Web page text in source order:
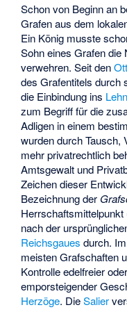
Schon von Beginn an
Grafen aus dem
Ein König musste
Sohn eines Grafen die
verwehren. Seit den
des Grafentitels durch
die Einbindung ins
zum Begriff für die
Adligen in einem
wurden durch Tausch,
mehr privatrechtlich
Amtsgewalt und
Zeichen dieser
Bezeichnung der
nach der
Reichsgaues durch. Im
meisten Grafschaften
Kontrolle edelfreier
emporsteigender
Herzöge. DieSalier